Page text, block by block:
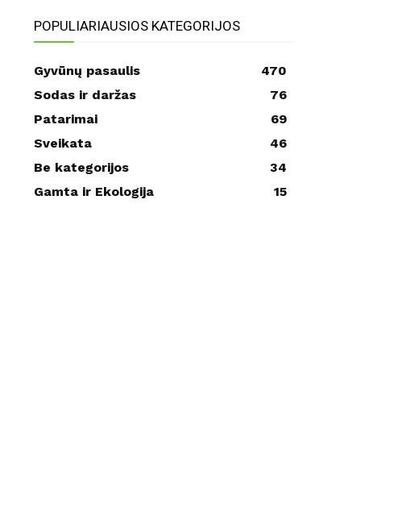
POPULIARIAUSIOS KATEGORIJOS
Gyvūnų pasaulis
470
Sodas ir daržas
76
Patarimai
69
Sveikata
46
Be kategorijos
34
Gamta ir Ekologija
15